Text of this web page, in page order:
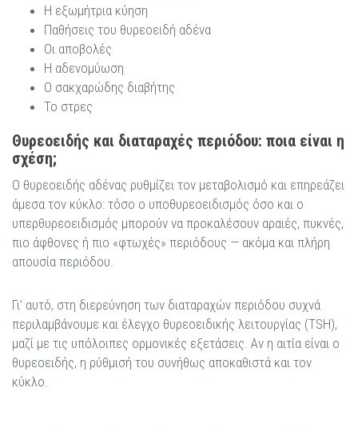
Η εξωμήτρια κύηση
Παθήσεις του θυρεοειδή αδένα
Οι αποβολές
Η αδενομύωση
Ο σακχαρώδης διαβήτης
Το στρες
Θυρεοειδής και διαταραχές περιόδου: ποια είναι η
σχέση;
Ο θυρεοειδής αδένας ρυθμίζει τον μεταβολισμό και επηρεάζει
άμεσα τον κύκλο: τόσο ο υποθυρεοειδισμός όσο και ο
υπερθυρεοειδισμός μπορούν να προκαλέσουν αραιές, πυκνές,
πιο άφθονες ή πιο «φτωχές» περιόδους — ακόμα και πλήρη
απουσία περιόδου.
Γι’ αυτό, στη διερεύνηση των διαταραχών περιόδου συχνά
περιλαμβάνουμε και έλεγχο θυρεοειδικής λειτουργίας (TSH),
μαζί με τις υπόλοιπες ορμονικές εξετάσεις. Αν η αιτία είναι ο
θυρεοειδής, η ρύθμισή του συνήθως αποκαθιστά και τον
κύκλο.